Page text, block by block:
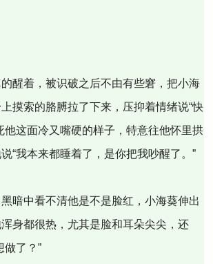
醒着，被识破之后不由有些窘，把小海
摸索的胳膊拉了下来，压抑着情绪说“快
他这面冷又嘴硬的样子，特意往他怀里拱
“我本来都睡着了，是你把我吵醒了。”
暗中看不清他是不是脸红，小海葵伸出
身都很热，尤其是脸和耳朵尖尖，还
了？”